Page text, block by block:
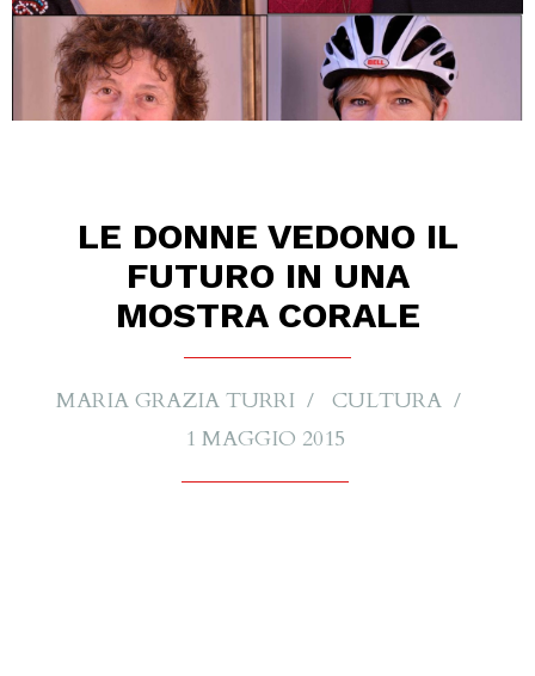
LE DONNE VEDONO IL
FUTURO IN UNA
MOSTRA CORALE
MARIA GRAZIA TURRI
CULTURA
1 MAGGIO 2015